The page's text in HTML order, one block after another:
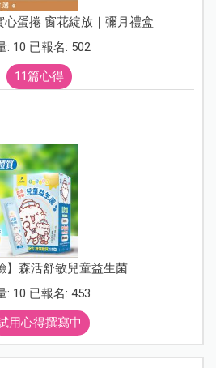
心蛋捲 窗花綻放｜彌月禮盒
: 10 已報名: 502
11篇心得
】森活舒敏兒童益生菌
: 10 已報名: 453
用心得撰寫中